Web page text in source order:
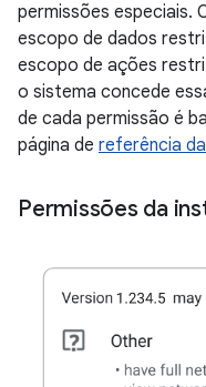
permissões especiais.
escopo de dados
escopo de ações
o sistema concede
de cada permissão é
página de referência
Permissões da